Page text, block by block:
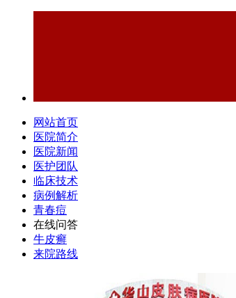
网站首页
医院简介
医院新闻
医护团队
临床技术
病例解析
青春痘
在线问答
牛皮癣
来院路线